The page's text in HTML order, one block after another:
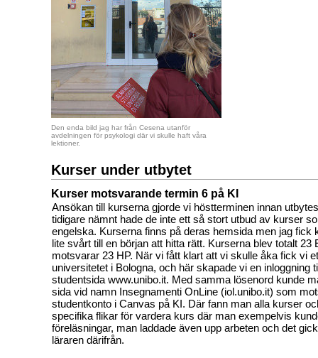
Den enda bild jag har från Cesena utanför
avdelningen för psykologi där vi skulle haft våra
lektioner.
Kurser under utbytet
Kurser motsvarande termin 6 på KI
Ansökan till kurserna gjorde vi höstterminen innan
tidigare nämnt hade de inte ett så stort utbud av kurser
engelska. Kurserna finns på deras hemsida men jag fick
lite svårt till en början att hitta rätt. Kurserna blev totalt 23
motsvarar 23 HP. När vi fått klart att vi skulle åka fick vi
universitetet i Bologna, och här skapade vi en inloggning
studentsida www.unibo.it. Med samma lösenord kunde
sida vid namn Insegnamenti OnLine (iol.unibo.it) som
studentkonto i Canvas på KI. Där fann man alla kurser
specifika flikar för vardera kurs där man exempelvis
föreläsningar, man laddade även upp arbeten och det
läraren därifrån.